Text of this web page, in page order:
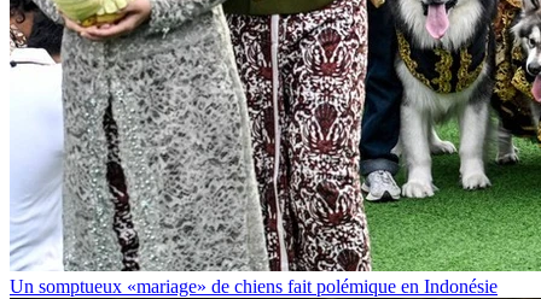
Un somptueux «mariage» de chiens fait polémique en Indonésie